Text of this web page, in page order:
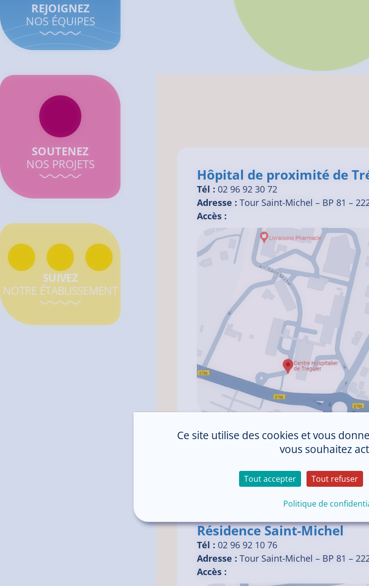
REJOIGNEZ
NOS ÉQUIPES
SOUTENEZ
NOS PROJETS
SUIVEZ
NOTRE ÉTABLISSEMENT
Hôpital de proximité de
Tél : 02 96 92 30 72
Adresse :Tour Saint-Michel – BP 81 –
Accès :
Résidence Saint-Michel
Tél : 02 96 92 10 76
Adresse :Tour Saint-Michel – BP 81 –
Accès :
Ce site utilise des cookies et vous
vous souhaitez
Tout accepter Tout refuser
Politique de